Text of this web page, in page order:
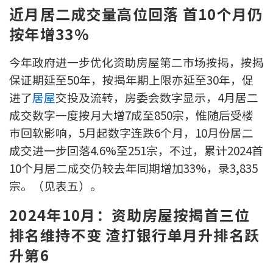
印花税计算
免费物业估价
下载中心
按揭全面睇
新闻/研究
公司动态
统计数据库
按揭快趣智识
近月居二成交量高位回落 首10个月仍
按年增33%
今年政府进一步优化资助房屋第二市场按揭，按揭
保证期延至50年，按揭年期上限亦延至30年，促
进了居屋交投及流转，房委会数字显示，4月居二
成交数字一度按月大增7成至850宗，惟随后受楼
巿回软影响，5月起数字连跌6个月，10月份居二
成交进一步回落4.6%至251宗，不过，累计2024首
10个月居二成交仍较去年同期增加33%，录3,835
宗。（见表五）。
2024年10月：资助房屋按揭首三位
排名维持不变 渣打银行单月升排名跃
升第6